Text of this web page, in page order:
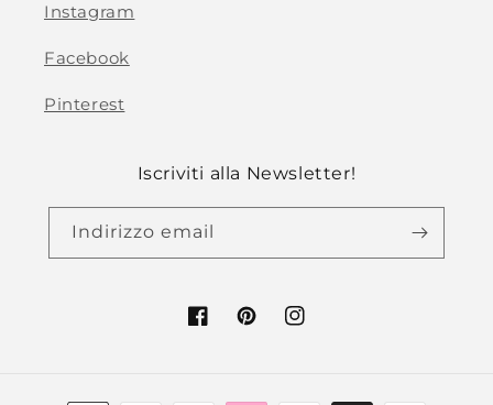
Instagram
Facebook
Pinterest
Iscriviti alla Newsletter!
Indirizzo email
FacebookPinterestInstagram